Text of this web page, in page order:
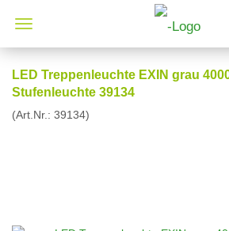
LED Treppenleuchte EXIN grau
Stufenleuchte 39134
(Art.Nr.: 39134)